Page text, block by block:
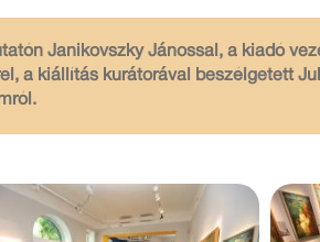
Janikovszky Jánossal, a kiadó
a kiállítás kurátorával beszélgetett